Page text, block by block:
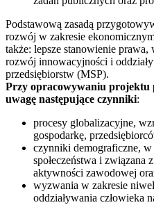
Podstawową zasadą
rozwój w zakresie
także: lepsze stanowienie prawa,
rozwój innowacyjności i
przedsiębiorstw (MSP).
Przy opracowywaniu projektu
uwagę następujące czynniki:
procesy globalizacyjne,
gospodarkę,
czynniki demograficzne, w
społeczeństwa i związana
aktywności zawodowej
wyzwania w zakresie
oddziaływania człowieka